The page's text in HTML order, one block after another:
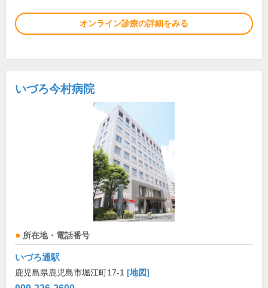
オンライン診療の詳細をみる
いづろ今村病院
所在地・電話番号
いづろ通駅
鹿児島県鹿児島市堀江町17-1 [地図]